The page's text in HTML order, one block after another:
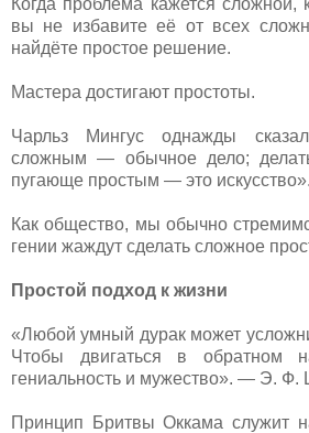
вы не избавите её от всех
найдёте простое решение.
Мастера достигают простоты.
Чарльз Мингус однажды
сложным — обычное дело;
пугающе простым — это искусство».
Как общество, мы обычно
гении жаждут сделать сложное
Простой подход к жизни
«Любой умный дурак может
Чтобы двигаться в обратном
гениальность и мужество». — Э. Ф.
Принцип Бритвы Оккама служит